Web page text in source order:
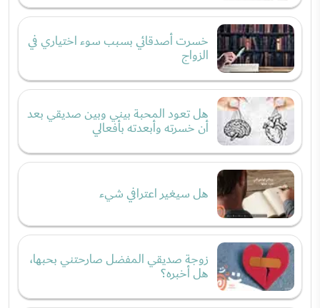
خسرت أصدقائي بسبب سوء اختياري في
الزواج
هل تعود المحبة بيني وبين صديقي بعد
أن خسرته وأبعدته بأفعالي
هل سيغير اعترافي شيء
زوجة صديقي المفضل صارحتني بحبها،
هل أخبره؟